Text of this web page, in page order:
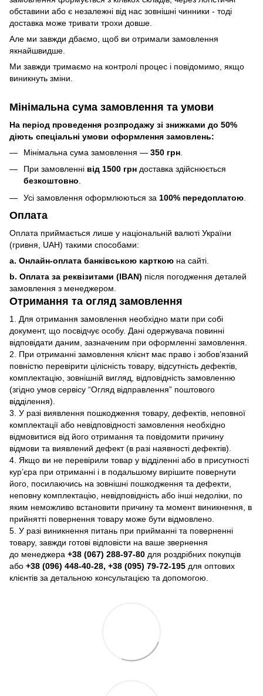
обставини або є незалежні від нас зовнішні чинники - тоді
доставка може тривати трохи довше.
Але ми завжди дбаємо, щоб ви отримали замовлення
якнайшвидше.
Ми завжди тримаємо на контролі процес і повідомимо, якщо
виникнуть зміни.
Мінімальна сума замовлення та умови
На період проведення розпродажу зі знижками до 50%
діють спеціальні умови оформлення замовлень:
Мінімальна сума замовлення — 350 грн
При замовленні від 1500 грн доставка здійснюється
безкоштовно.
Усі замовлення оформлюються за 100% передоплатою
Оплата
Оплата приймається лише у національній валюті України
(гривня, UAH) такими способами:
a. Онлайн-оплата банківською карткою на сайті.
b. Оплата за реквізитами (IBAN) після погодження деталей
замовлення з менеджером.
Отримання та огляд замовлення
1. Для отримання замовлення необхідно мати при собі
документ, що посвідчує особу. Дані одержувача повинні
відповідати даним, зазначеним при оформленні замовлення.
2. При отриманні замовлення клієнт має право і зобов’язаний
повністю перевірити цілісність товару, відсутність дефектів,
комплектацію, зовнішній вигляд, відповідність замовленню
(згідно умов сервісу “Огляд відправлення” поштового
відділення).
3. У разі виявлення пошкодження товару, дефектів, неповної
комплектації або невідповідності замовлення необхідно
відмовитися від його отримання та повідомити причину
відмови та виявлений дефект (в разі наявності дефектів).
4. Якщо ви не перевірили товар у відділенні або в присутності
кур’єра при отриманні і в подальшому вирішите повернути
його, посилаючись на зовнішні пошкодження та дефекти,
неповну комплектацію, невідповідність або інші недоліки, по
яким неможливо встановити причину та момент виникнення, в
прийнятті повернення товару може бути відмовлено.
5. У разі виникнення питань при прийманні та поверненні
товару, завжди готові відповісти на ваше звернення
до менеджера +38 (067) 288-97-80 для роздрібних покупців
або +38 (096) 448-40-28, +38 (095) 79-72-195 для оптових
клієнтів за детальною консультацією та допомогою.